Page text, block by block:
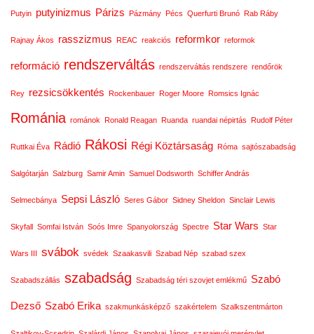
Putyin putyinizmus Párizs Pázmány Pécs Querfurti Brunó Rab Ráby
Rajnay Ákos rasszizmus REAC reakciós reformkor reformok
reformáció rendszerváltás rendszerváltás rendszere rendőrök
Rey rezsicsökkentés Rockenbauer Roger Moore Romsics Ignác
Románia románok Ronald Reagan Ruanda ruandai népirtás Rudolf Péter
Ruttkai Éva Rádió Rákosi Régi Köztársaság Róma sajtószabadság
Salgótarján Salzburg Samir Amin Samuel Dodsworth Schiffer András
Selmecbánya Sepsi László Seres Gábor Sidney Sheldon Sinclair Lewis
Skyfall Somfai István Soós Imre Spanyolország Spectre Star Wars Star
Wars III svábok svédek Szaakasvili Szabad Nép szabad szex
Szabadszállás szabadság Szabadság téri szovjet emlékmű Szabó
Dezső Szabó Erika szakmunkásképző szakértelem Szalkszentmárton